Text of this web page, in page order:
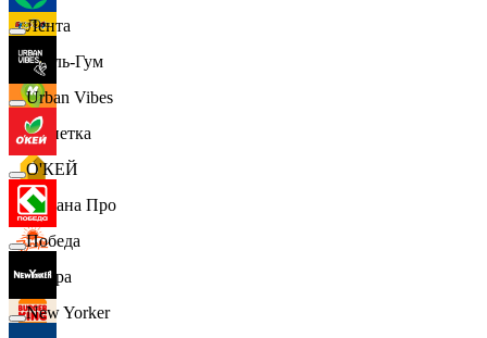
Бубль-Гум
Монетка
Лемана Про
7 утра
Лента
Urban Vibes
О'КЕЙ
Победа
New Yorker